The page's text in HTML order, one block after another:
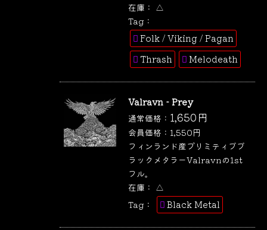
在庫： △
Tag：
Folk / Viking / Pagan
Thrash
Melodeath
Valravn - Prey
通常価格： 1,650 円
会員価格： 1,550円
フィンランド産プリミティブブ
ラックメタラーValravnの1st
フル。
在庫： △
Tag：
Black Metal